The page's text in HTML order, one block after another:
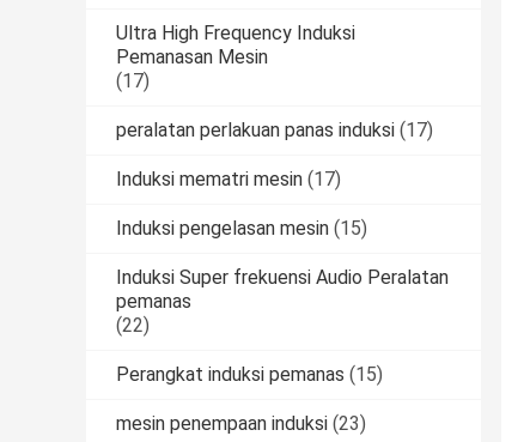
Ultra High Frequency Induksi
Pemanasan Mesin
(17)
peralatan perlakuan panas induksi (17)
Induksi mematri mesin (17)
Induksi pengelasan mesin (15)
Induksi Super frekuensi Audio Peralatan
pemanas
(22)
Perangkat induksi pemanas (15)
mesin penempaan induksi (23)